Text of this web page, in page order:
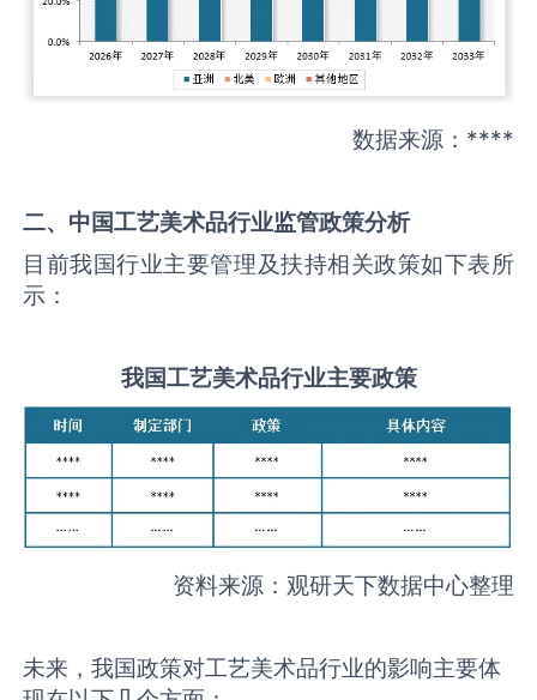
数据来源：****
二、中国工艺美术品行业监管政策分析
目前我国行业主要管理及扶持相关政策如下表所
示：
我国工艺美术品行业主要政策
资料来源：观研天下数据中心整理
未来，我国政策对工艺美术品行业的影响主要体